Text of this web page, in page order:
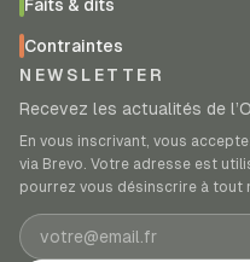
Faits & dits
Contraintes
NEWSLETTER
Recevez les actualités de
En vous inscrivant, vous
via Brevo. Votre adresse est
pourrez vous désinscrire à tout
Adresse e-mail